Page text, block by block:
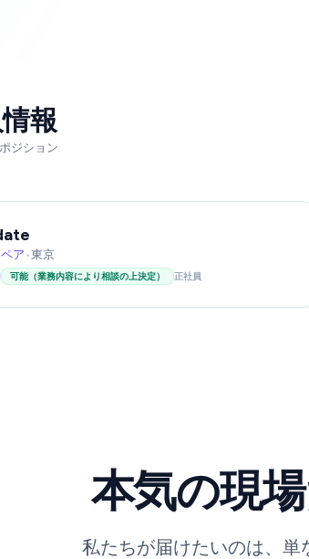
報
ジション
ア•東京
可能（業務内容により相談の上決定） 正社員
本気の現
私たちが届けたいのは、単